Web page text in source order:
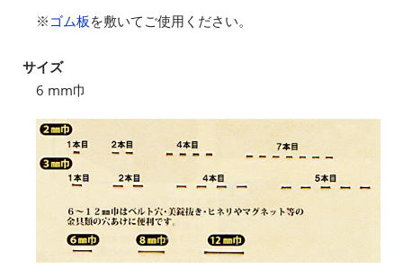
※ ゴム板 を敷いてご使用ください。
サイズ
6 mm巾